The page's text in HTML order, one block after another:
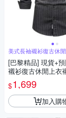
美式長袖襯衫復古休
商務男裝
[巴黎精品] 現貨+
襯衫復古休閒上衣
冬商務簡約正裝大
男上衣2色a1kz45
$1,699
加入購